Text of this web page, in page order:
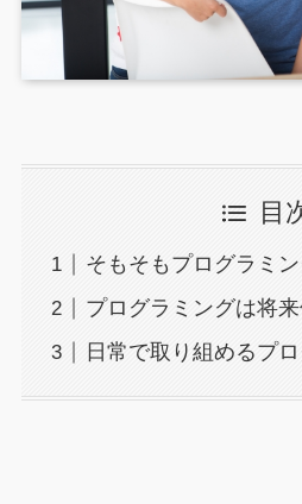
目
そもそもプログラミ
プログラミングは将
日常で取り組めるプ